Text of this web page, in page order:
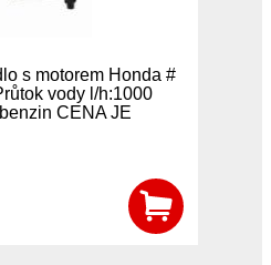
s motorem Honda #
vody l/h:1000
CENA JE